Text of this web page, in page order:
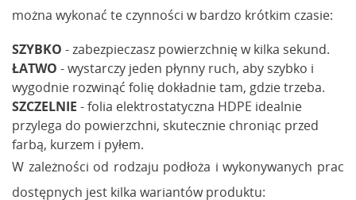
można wykonać te czynności w bardzo krótkim czasie:
SZYBKO - zabezpieczasz powierzchnię w kilka sekund.
ŁATWO - wystarczy jeden płynny ruch, aby szybko i
wygodnie rozwinąć folię dokładnie tam, gdzie trzeba.
SZCZELNIE - folia elektrostatyczna HDPE idealnie
przylega do powierzchni, skutecznie chroniąc przed
farbą, kurzem i pyłem.
W zależności od rodzaju podłoża i wykonywanych prac
dostępnych jest kilka wariantów produktu: